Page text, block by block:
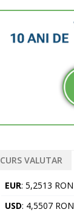
CURS VALUTAR
EUR: 5,2513 RON
USD: 4,5507 RON